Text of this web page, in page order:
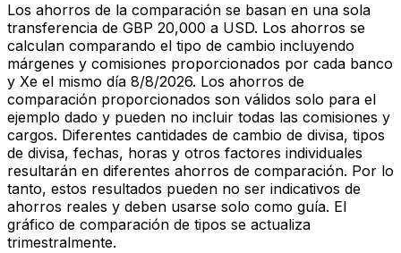
Los ahorros de la comparación se basan en una sola
transferencia de GBP 20,000 a USD. Los ahorros se
calculan comparando el tipo de cambio incluyendo
márgenes y comisiones proporcionados por cada banco
y Xe el mismo día 8/8/2026. Los ahorros de
comparación proporcionados son válidos solo para el
ejemplo dado y pueden no incluir todas las comisiones y
cargos. Diferentes cantidades de cambio de divisa, tipos
de divisa, fechas, horas y otros factores individuales
resultarán en diferentes ahorros de comparación. Por lo
tanto, estos resultados pueden no ser indicativos de
ahorros reales y deben usarse solo como guía. El
gráfico de comparación de tipos se actualiza
trimestralmente.